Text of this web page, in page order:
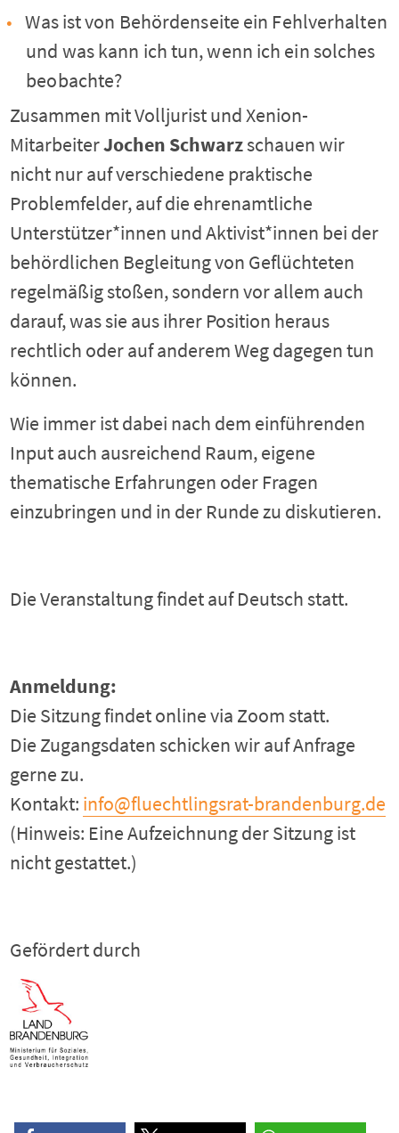
Was ist von Behördenseite ein Fehlverhalten
und was kann ich tun, wenn ich ein solches
beobachte?
Zusammen mit Volljurist und Xenion-
MitarbeiterJochen Schwarzschauen wir
nicht nur auf verschiedene praktische
Problemfelder, auf die ehrenamtliche
Unterstützer*innen und Aktivist*innen bei der
behördlichen Begleitung von Geflüchteten
regelmäßig stoßen, sondern vor allem auch
darauf, was sie aus ihrer Position heraus
rechtlich oder auf anderem Weg dagegen tun
können.
Wie immer ist dabei nach dem einführenden
Input auch ausreichend Raum, eigene
thematische Erfahrungen oder Fragen
einzubringen und in der Runde zu diskutieren.
Die Veranstaltung findet auf Deutsch statt.
Anmeldung:
Die Sitzung findet online via Zoom statt.
Die Zugangsdaten schicken wir auf Anfrage
gerne zu.
Kontakt: info@fluechtlingsrat-brandenburg.de
(Hinweis: Eine Aufzeichnung der Sitzung ist
nicht gestattet.)
Gefördert durch